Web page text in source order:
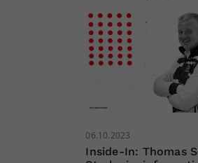
06.10.2023
Inside-In: Thomas